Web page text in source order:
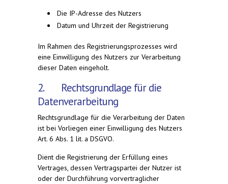
Die IP-Adresse des Nutzers
Datum und Uhrzeit der Registrierung
Im Rahmen des Registrierungsprozesses wird
eine Einwilligung des Nutzers zur Verarbeitung
dieser Daten eingeholt.
2. Rechtsgrundlage für die
Datenverarbeitung
Rechtsgrundlage für die Verarbeitung der Daten
ist bei Vorliegen einer Einwilligung des Nutzers
Art. 6 Abs. 1 lit. a DSGVO.
Dient die Registrierung der Erfüllung eines
Vertrages, dessen Vertragspartei der Nutzer ist
oder der Durchführung vorvertraglicher